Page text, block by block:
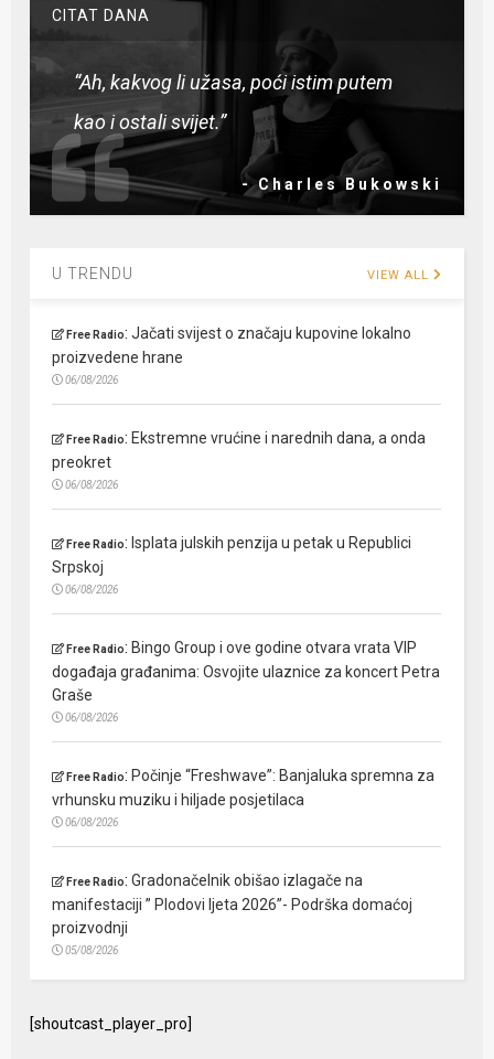
CITAT DANA
“Ah, kakvog li užasa, poći istim putem
kao i ostali svijet.”
- Charles Bukowski
U TRENDU VIEW ALL
Free Radio:Jačati svijest o značaju kupovine lokalno
proizvedene hrane
06/08/2026
Free Radio: Ekstremne vrućine i narednih dana, a onda
preokret
06/08/2026
Free Radio: Isplata julskih penzija u petak u Republici
Srpskoj
06/08/2026
Free Radio: Bingo Group i ove godine otvara vrata VIP
događaja građanima: Osvojite ulaznice za koncert Petra
Graše
06/08/2026
Free Radio: Počinje “Freshwave”: Banjaluka spremna za
vrhunsku muziku i hiljade posjetilaca
06/08/2026
Free Radio:Gradonačelnik obišao izlagače na
manifestaciji ” Plodovi ljeta 2026”- Podrška domaćoj
proizvodnji
05/08/2026
[shoutcast_player_pro]